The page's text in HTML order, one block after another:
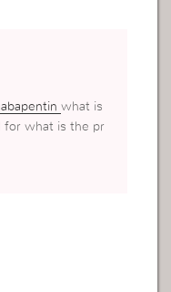
what is
for what is the pr